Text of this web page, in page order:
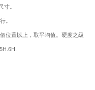
寸。
。
位置以上，取平均值。硬度之級